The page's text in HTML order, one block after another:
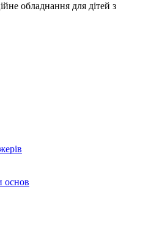
обладнання для дітей з
основ